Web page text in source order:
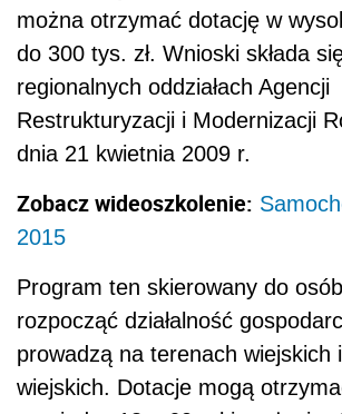
można otrzymać dotację w
do 300 tys. zł. Wnioski składa
regionalnych oddziałach Agencji
Restrukturyzacji i Modernizacji
dnia 21 kwietnia 2009 r.
Zobacz wideoszkolenie:
2015
Program ten skierowany do
rozpocząć działalność
prowadzą na terenach wiejskich
wiejskich. Dotacje mogą